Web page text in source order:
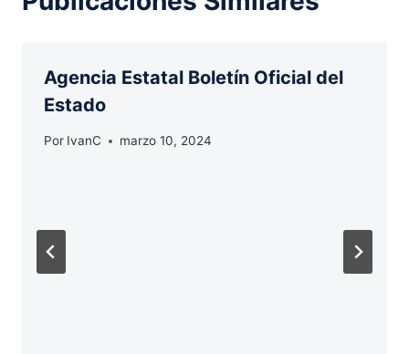
Agencia Estatal Boletín Oficial del
Estado
Por IvanC marzo 10, 2024